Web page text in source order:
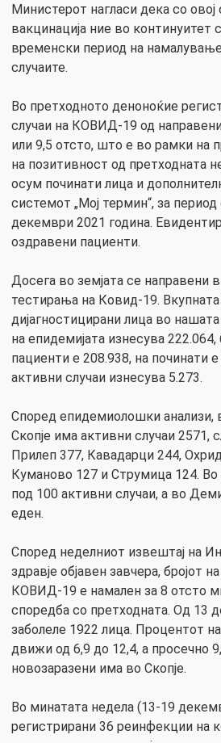
Министерот нагласи дека со овој
вакцинација ние во континуитет
временски период на намалување
случаите.
Во претходното деноноќие
случаи на КОВИД-19 од
или 9,5 отсто, што е во рамки на
на позитивност од претходната
осум починати лица и
системот „Мој термин“, за
декември 2021 година.
оздравени пациенти.
Досега во земјата се направени
тестирања на Ковид-19.
дијагностицирани лица во
на епидемијата изнесува
пациенти е 208.938, на починати е
активни случаи изнесува 5.273.
Според епидемиолошки
Скопје има активни случаи 2571,
Прилеп 377, Кавадарци 244,
Куманово 127 и Струмица 124.
под 100 активни случаи, а во
еден.
Според неделниот извештај на
здравје објавен завчера, бројот
КОВИД-19 е намален за 8 отсто
споредба со претходната. Од 13
заболеле 1922 лица. Процентот
движи од 6,9 до 12,4, а просечно
новозаразени има во Скопје.
Во минатата недела (13-19
регистрирани 36 реинфекции на